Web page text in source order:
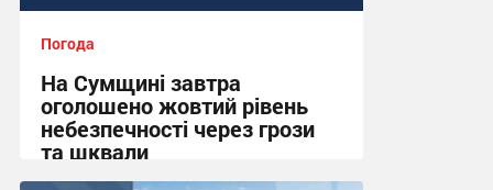
Погода
На Сумщині завтра
оголошено жовтий рівень
небезпечності через грози
та шквали